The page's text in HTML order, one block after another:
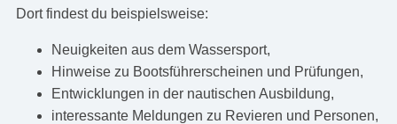
Dort findest du beispielsweise:
Neuigkeiten aus dem Wassersport,
Hinweise zu Bootsführerscheinen und Prüfungen,
Entwicklungen in der nautischen Ausbildung,
interessante Meldungen zu Revieren und Personen,